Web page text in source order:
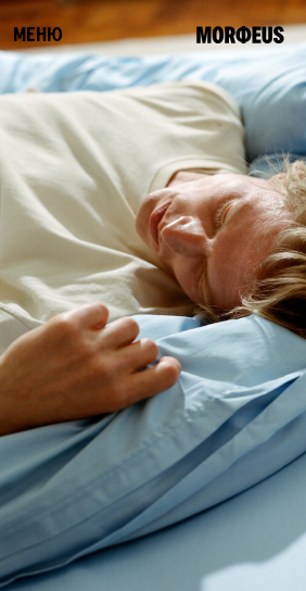
МЕНЮ
СМОТРЕТЬ ВСЕ
ФЛЕШ-РАСПРОДАЖА
НОВИНКИ
ПОСТЕЛЬНОЕ БЕЛЬЕ
ОДЕЯЛА-КОМФОРТЕРЫ
БАР НАВОЛОЧЕК